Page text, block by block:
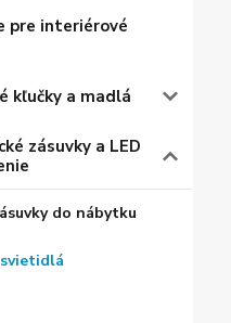
pre interiérové
kľučky a madlá
zásuvky a LED
do nábytku
svietidlá